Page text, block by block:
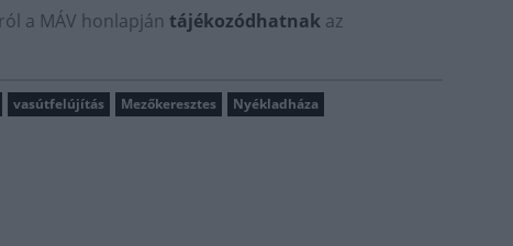
a MÁV honlapján tájékozódhatnak az
vasútfelújítás Mezőkeresztes Nyékladháza